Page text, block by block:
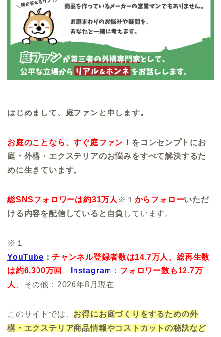
はじめまして、庭ファンと申します。
お庭のことなら、すぐ庭ファン！ をコンセンプトにお
庭・外構・エクステリアのお悩みをすべて解決するた
めに生きています。
総SNSフォロワーは約31万人 ※１ からフォローいただ
ける内容を配信していると自負 しています。
※１
YouTube ：チャンネル登録者数は14.7万人、総再生数
は約6,300万回
Instagram ： フォロワー数も12.7万
人
、その他：2026年8月現在
このサイトでは、 お得にお庭づくりをするための外
構・エクステリア商品情報やコストカットの秘訣など